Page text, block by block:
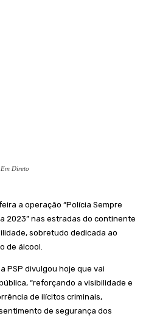
Direto
a operação “Polícia Sempre
2023” nas estradas do continente
sobretudo dedicada ao
de álcool.
PSP divulgou hoje que vai
“reforçando a visibilidade e
de ilícitos criminais,
de segurança dos